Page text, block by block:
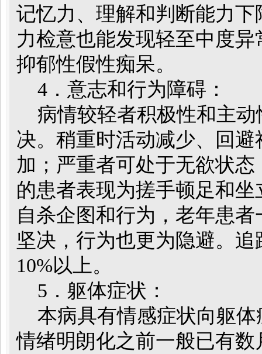
记忆力、理解和判断能力
力检意也能发现轻至中度
抑郁性假性痴呆。
4．意志和行为障碍：
病情较轻者积极性和主动
决。稍重时活动减少、回
加；严重者可处于无欲状
的患者表现为搓手顿足和
自杀企图和行为，老年患
坚决，行为也更为隐避。
10%以上。
5．躯体症状：
本病具有情感症状向躯体
情绪明朗化之前一般已有